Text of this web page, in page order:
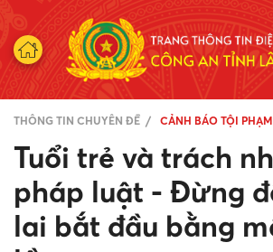
THÔNG TIN CHUYÊN ĐỀ CẢNH BÁO TỘI PHẠM
Tuổi trẻ và trách
pháp luật - Đừng
lai bắt đầu bằng